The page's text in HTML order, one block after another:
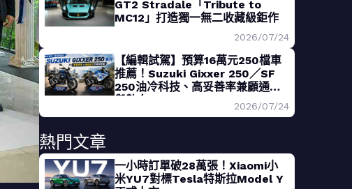
GT2 Stradale「Tribute to
MC12」打造獨一無二收藏級鉅作
2026/07/24
【編輯試駕】預算16萬元250檔車
推薦！Suzuki Gixxer 250／SF
250油冷科技、高妥善率兼顧通勤
與熱血
2026/07/24
熱門文章
一小時訂單破28萬張！Xiaomi小
米YU7對標Tesla特斯拉Model Y